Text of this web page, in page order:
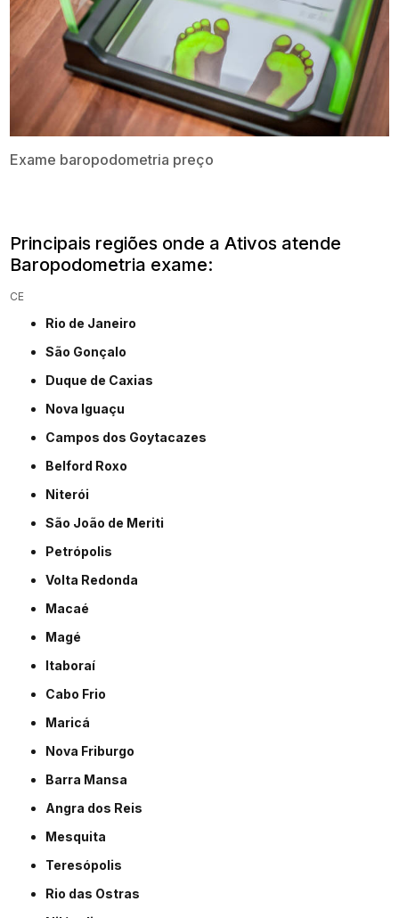
Exame baropodometria preço
Principais regiões onde a Ativos atende
Baropodometria exame​:
CE
Rio de Janeiro
São Gonçalo
Duque de Caxias
Nova Iguaçu
Campos dos Goytacazes
Belford Roxo
Niterói
São João de Meriti
Petrópolis
Volta Redonda
Macaé
Magé
Itaboraí
Cabo Frio
Maricá
Nova Friburgo
Barra Mansa
Angra dos Reis
Mesquita
Teresópolis
Rio das Ostras